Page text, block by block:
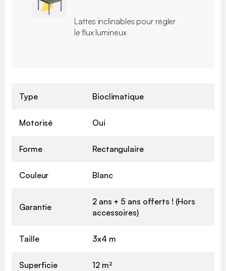
Lattes inclinables pour régler
le flux lumineux
Type Bioclimatique
Motorisé Oui
Forme Rectangulaire
Couleur Blanc
Garantie
2 ans + 5 ans offerts ! (Hors
accessoires)
Taille 3x4 m
Superficie 12 m²